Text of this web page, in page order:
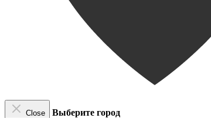
Close Выберите город